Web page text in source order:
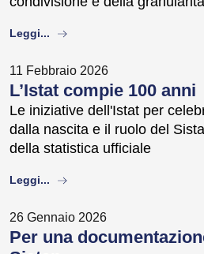
Leggi... about
11 Febbraio 2026
L’Istat compie 100 anni
Le iniziative dell'Istat per
dalla nascita e il ruolo del
della statistica ufficiale
Leggi... about
26 Gennaio 2026
Per una